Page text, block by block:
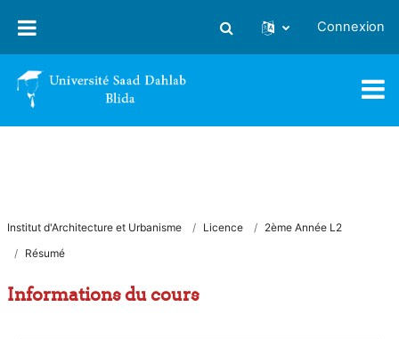
Activer/désactiver la saisie
Connexion
Institut d'Architecture et Urbanisme Licence
2ème Année L2
Résumé
Informations du cours